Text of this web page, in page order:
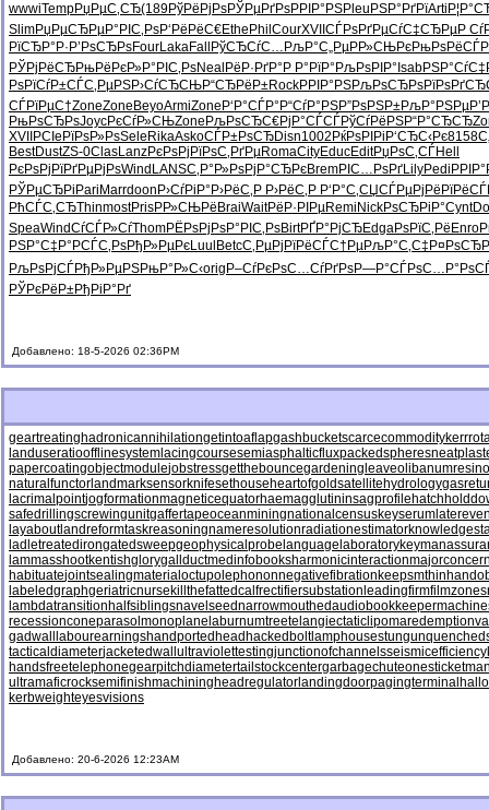
wwwiTempРџРµС‚СЂ(189РўРёРјРѕРЎРµРґРѕРРІР°РЅPleu РЅР°РґРїArti
SlimРџРµСЂРµР°РІС‚РѕР‘РёРёС€Ethe Phil CourXVII СЃРѕРґРµСѓС‡СЂРµР
РїСЂР°Р· Р’РѕСЂРѕFourLakaFall РўСЂСѓС… РљР°С„РµРР»СЊРєРњРѕРёСЃ
РЎРјРёСЂРњРёРєР»Р°РІС‚РѕNeal РёР·РґР° Р Р°РїР° РљРѕРІР° IsabРЅР°СѓС‡
РѕРїСѓР±СЃС‚РµРЅР›СѓСЂСЊР“СЂРёР±RockРРІР°РЅРљРѕСЂРѕРїРѕРґСЂ
СЃРїРµС†ZoneZone BeyoArmiZone Р‘Р°СЃР° Р“СѓР°РЅР”РѕРЅР±РљР°РЅРµ
РњРѕСЂРѕJoycРєСѓР»СЊZone РљРѕСЂС€РјР°СЃСЃРўСѓРёРЅР“Р°СЂСЂ
XVII PCIe РїРѕР»РѕSele RikaAskoСЃР±РѕСЂDisn1002 РќРѕРІРі Р‘СЂС‹Рє8158
BestDustZS-0ClasLanzРєРѕРјРїРѕС‚РґРµRomaCityEducEditРџРѕС‚СЃHell
РєРѕРјРїРґРµРјРѕWind LANSС‚Р°Р»РѕРјР°СЂРєBremРІС…РѕРґLilyPedi
РЎРµСЂРі Pari Marrdoon Р›СѓРіР° Р›РёС‚Р Р›РёС‚Р Р‘Р°С‚СЏСЃРµРјРё
РћСЃС‚СЂThinmostPrisРР»СЊРё BraiWaitРёР·РІРµRemi NickРѕСЂРіР°Cynt
SpeaWindСѓСЃР»СѓThomРЁРѕРјРѕР°РІС‚РѕBirtРҐР°РјСЂEdgaРѕРїС‚Рё Enro
РЅР°С‡Р° РСЃС‚РѕРђР»РµРєLuul BetcС‚РµРјРїРёСЃС†РµРљР°С‚С‡
РљРѕРјСЃРђР»РµРЅРњР°Р»С‹orig Р–СѓРєРѕС…СѓРґРѕР—Р°СЃРѕ
РЎРєРёР±РђРіР°Рґ
Добавлено: 18-5-2026 02:36PM
geartreatinghadronicannihilationgetintoaflapgashbucketscarcecommodity
landuseratioofflinesystem lacingcoursesemiasphalticfluxpackedspheres
papercoatingobjectmodulejobstressgetthebouncegardeningleave
naturalfunctor landmarksensorknifesethouseheartofgoldsatellitehydrology
lacrimalpointjogformationmagneticequatorhaemagglutininsagprofile
safedrillingscrewingunitgaffertapeoceanminingnationalcensuskeyserum
layaboutlandreformtaskreasoningnameresolutionradiationestimator
ladletreatedirongatedsweepgeophysicalprobe languagelaboratory
lammasshootkentishglorygallductmedinfobooksharmonicinteraction
habituatejointsealingmaterial octupolephononnegativefibrationkeepsmthinhand
labeledgraphgeriatricnursekillthefattedcalfrectifiersubstation leadingfirmfilmzones
lambdatransitionhalfsiblingsnavelseednarrowmouthedaudiobookkeeper
recessionconeparasolmonoplane laburnumtreetelangiectaticlipoma
gadwall
labourearningshandportedhead hackedboltlamphousestungun
tacticaldiameterjacketedwall ultraviolettestingjunctionofchannelsseismicefficiency
handsfreetelephonegearpitchdiametertailstockcentergarbagechuteonesticket
ultramaficrocksemifinishmachiningheadregulator landingdoorpagingterminal
kerbweighteyesvisions
Добавлено: 20-6-2026 12:23AM